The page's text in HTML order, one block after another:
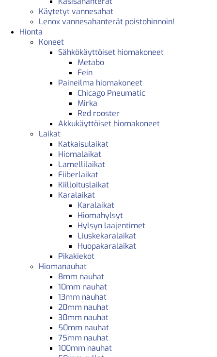
Käytetyt vannesahat
Lenox vannesahanterät poistohinnoin!
Hionta
Koneet
Sähkökäyttöiset hiomakoneet
Metabo
Fein
Paineilma hiomakoneet
Chicago Pneumatic
Mirka
Red rooster
Akkukäyttöiset hiomakoneet
Laikat
Katkaisulaikat
Hiomalaikat
Lamellilaikat
Fiiberlaikat
Kiilloituslaikat
Karalaikat
Karalaikat
Hiomahylsyt
Hylsyn laajentimet
Liuskekaralaikat
Huopakaralaikat
Pikakiekot
Hiomanauhat
8mm nauhat
10mm nauhat
13mm nauhat
20mm nauhat
30mm nauhat
50mm nauhat
75mm nauhat
100mm nauhat